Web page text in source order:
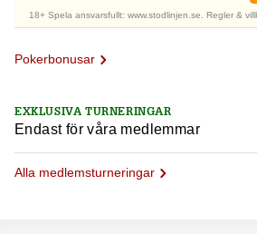
18+ Spela ansvarsfullt: www.stodlinjen.se. Regler &
Pokerbonusar
EXKLUSIVA TURNERINGAR
Endast för våra medlemmar
Alla medlemsturneringar